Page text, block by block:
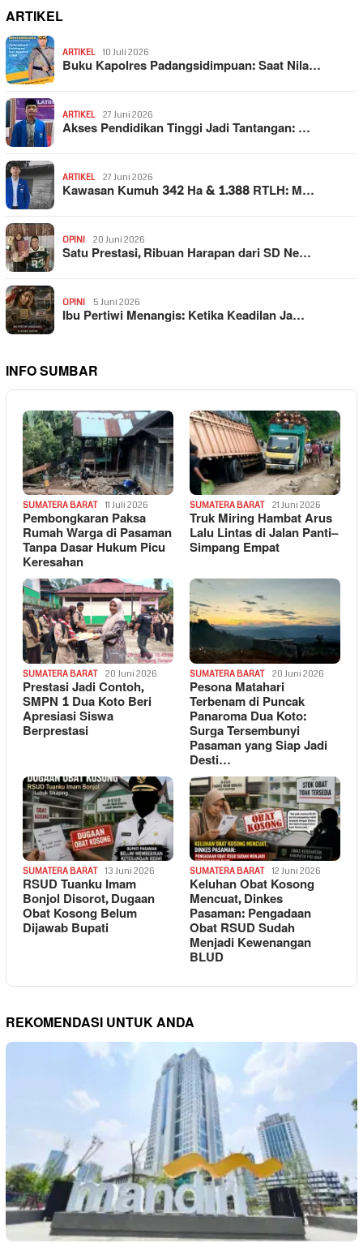
ARTIKEL
ARTIKEL 10 Juli 2026
Buku Kapolres Padangsidimpuan: Saat Nila…
ARTIKEL 27 Juni 2026
Akses Pendidikan Tinggi Jadi Tantangan: …
ARTIKEL 27 Juni 2026
Kawasan Kumuh 342 Ha & 1.388 RTLH: M…
OPINI 20 Juni 2026
Satu Prestasi, Ribuan Harapan dari SD Ne…
OPINI 5 Juni 2026
Ibu Pertiwi Menangis: Ketika Keadilan Ja…
INFO SUMBAR
SUMATERA BARAT 11 Juli 2026
Pembongkaran Paksa
Rumah Warga di Pasaman
Tanpa Dasar Hukum Picu
Keresahan
SUMATERA BARAT 21 Juni 2026
Truk Miring Hambat Arus
Lalu Lintas di Jalan Panti–
Simpang Empat
SUMATERA BARAT 20 Juni 2026
Prestasi Jadi Contoh,
SMPN 1 Dua Koto Beri
Apresiasi Siswa
Berprestasi
SUMATERA BARAT 20 Juni 2026
Pesona Matahari
Terbenam di Puncak
Panaroma Dua Koto:
Surga Tersembunyi
Pasaman yang Siap Jadi
Desti…
SUMATERA BARAT 13 Juni 2026
RSUD Tuanku Imam
Bonjol Disorot, Dugaan
Obat Kosong Belum
Dijawab Bupati
SUMATERA BARAT 12 Juni 2026
Keluhan Obat Kosong
Mencuat, Dinkes
Pasaman: Pengadaan
Obat RSUD Sudah
Menjadi Kewenangan
BLUD
REKOMENDASI UNTUK ANDA